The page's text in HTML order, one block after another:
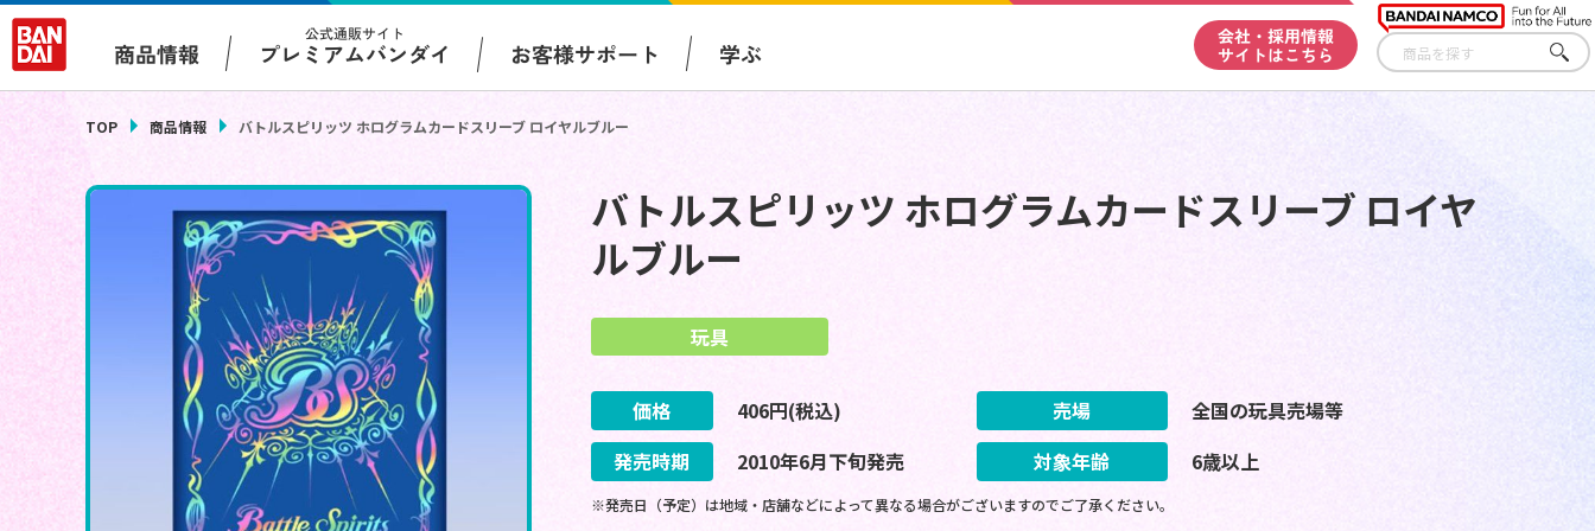
商品情報
公式通販サイト
プレミアムバンダイ お客様サポート 学ぶ
会社・採用情報
サイトはこちら
さが
す
TOP 商品情報 バトルスピリッツ ホログラムカードスリーブ ロイヤルブルー
バトルスピリッツ ホログラムカードスリーブ ロイヤ
ルブルー
玩具
価格 406円(税込) 売場
全国の玩具売場等
発売時期
2010年6月下旬発売 対象年齢 6歳以上
※発売日（予定）は地域・店舗などによって異なる場合がございますのでご了承ください。